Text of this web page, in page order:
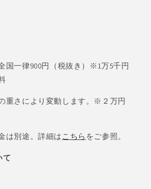
国一律900円（税抜き）※1万5千円
重さにより変動します。※２万円
は別途。詳細は こちら をご参照。
て